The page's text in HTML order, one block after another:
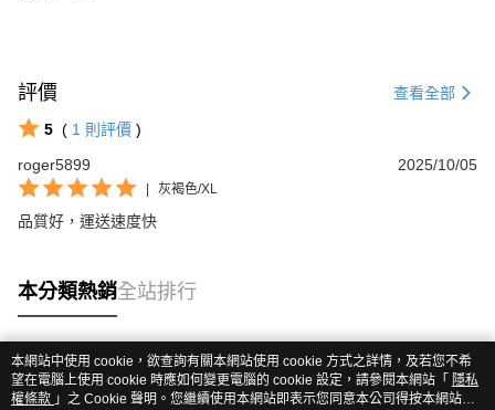
評價 查看全部
5 ( 1 則評價 )
roger5899
2025/10/05
灰褐色/XL
品質好，運送速度快
本分類熱銷全站排行
熱門標籤
本網站中使用 cookie，欲查詢有關本網站使用 cookie 方式之詳情，及若您不希
望在電腦上使用 cookie 時應如何變更電腦的 cookie 設定，請參閱本網站「 隱私
權條款 」之 Cookie 聲明。您繼續使用本網站即表示您同意本公司得按本網站使